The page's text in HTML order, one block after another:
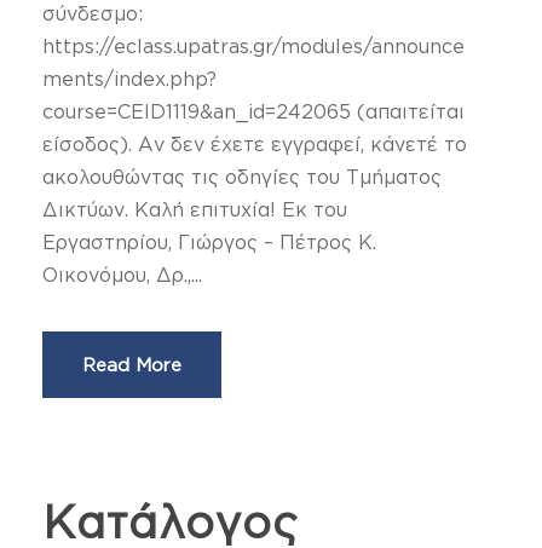
σύνδεσμο:
https://eclass.upatras.gr/modules/announce
ments/index.php?
course=CEID1119&an_id=242065 (απαιτείται
είσοδος). Αν δεν έχετε εγγραφεί, κάνετέ το
ακολουθώντας τις οδηγίες του Τμήματος
Δικτύων. Καλή επιτυχία! Εκ του
Εργαστηρίου, Γιώργος – Πέτρος Κ.
Οικονόμου, Δρ.,...
Read More
Κατάλογος